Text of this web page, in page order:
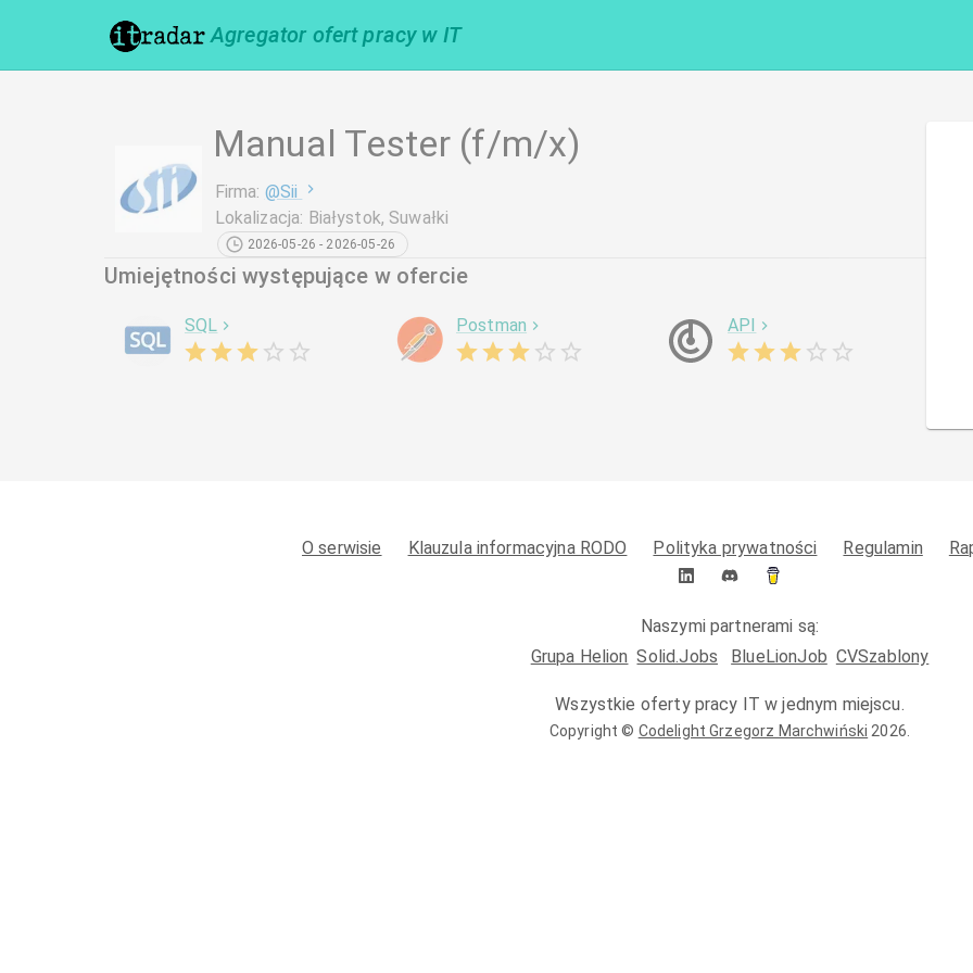
Agregator ofert pracy w IT
Manual Tester (f/m/x)
Firma: @Sii
Lokalizacja: Białystok, Suwałki
2026-05-26 - 2026-05-26
Umiejętności występujące w ofercie
SQL Postman API
O serwisie Klauzula informacyjna RODO Polityka prywatności Regulamin
Naszymi partnerami są:
Grupa Helion Solid.Jobs BlueLionJob CVSzablony
Wszystkie oferty pracy IT w jednym miejscu.
Copyright © Codelight Grzegorz Marchwiński 2026.